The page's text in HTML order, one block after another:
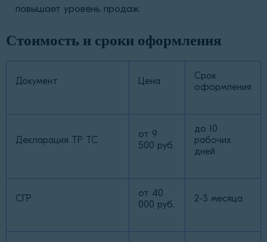
повышает уровень продаж.
Стоимость и сроки оформления
Документ Цена
Срок
оформления
Декларация ТР ТС
от 9
500 руб.
до 10
рабочих
дней
СГР
от 40
000 руб.
2-3 месяца